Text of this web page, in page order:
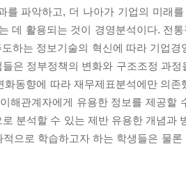
파악하고, 더 나아가 기업의 미래
데 활용되는 것이 경영분석이다. 전
하는 정보기술의 혁신에 따라 기업
은 정부정책의 변화와 구조조정 과
동향에 따라 재무제표분석에만 의
해관계자에게 유용한 정보를 제공할
분석할 수 있는 제반 유용한 개념과
으로 학습하고자 하는 학생들은 물